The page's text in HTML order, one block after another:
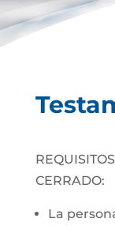
CERRADO:
La